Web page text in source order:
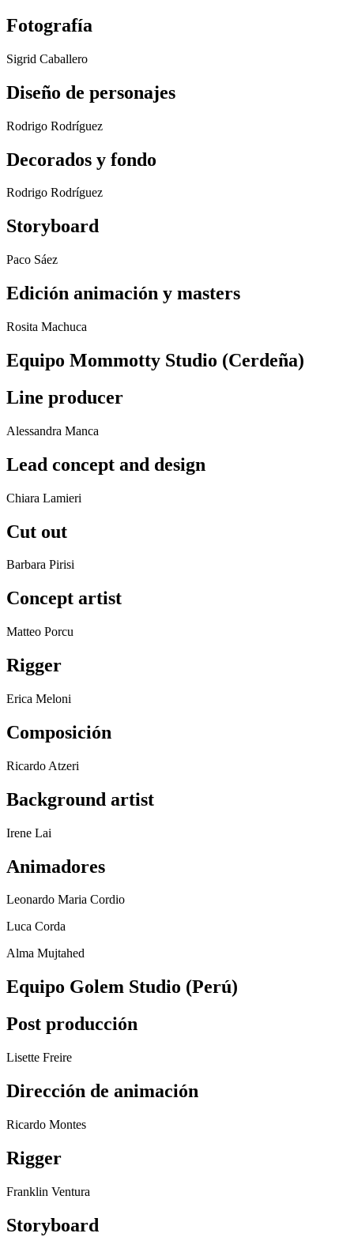
Fotografía
Sigrid Caballero
Diseño de personajes
Rodrigo Rodríguez
Decorados y fondo
Rodrigo Rodríguez
Storyboard
Paco Sáez
Edición animación y masters
Rosita Machuca
Equipo Mommotty Studio (Cerdeña)
Line producer
Alessandra Manca
Lead concept and design
Chiara Lamieri
Cut out
Barbara Pirisi
Concept artist
Matteo Porcu
Rigger
Erica Meloni
Composición
Ricardo Atzeri
Background artist
Irene Lai
Animadores
Leonardo Maria Cordio
Luca Corda
Alma Mujtahed
Equipo Golem Studio (Perú)
Post producción
Lisette Freire
Dirección de animación
Ricardo Montes
Rigger
Franklin Ventura
Storyboard